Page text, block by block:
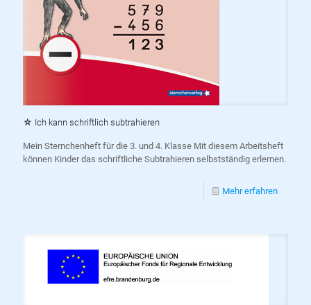
☆ Ich kann schriftlich subtrahieren
Mein Sternchenheft für die 3. und 4. Klasse Mit diesem Arbeitsheft
können Kinder das schriftliche Subtrahieren selbstständig erlernen.
Mehr erfahren